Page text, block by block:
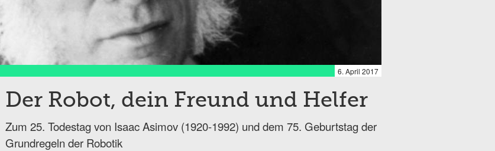
6. April 2017
Der Robot, dein Freund und Helfer
Zum 25. Todestag von Isaac Asimov (1920-1992) und dem 75. Geburtstag der
Grundregeln der Robotik